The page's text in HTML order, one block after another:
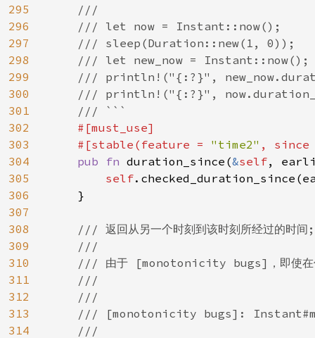
295
296
297
298
299
300
301
302
303
304
305
306
307
308
309
310
311
312
313
314
    ///
    /// let now = Instant::now();
    /// sleep(Duration::new(1, 0));
    /// let new_now = Instant::now();
/// println!("{:?}",
/// println!("{:?}",
    /// ```
#[must_use]
    #[stable(feature =
"time2" ,
pub fn duration_since(&self,
self
    }
/// 返回从另一个时刻到该时刻所经过的时
    ///
/// 由于 [monotonicity bugs]，即使在
    ///
    ///
/// [monotonicity bugs]:
    ///